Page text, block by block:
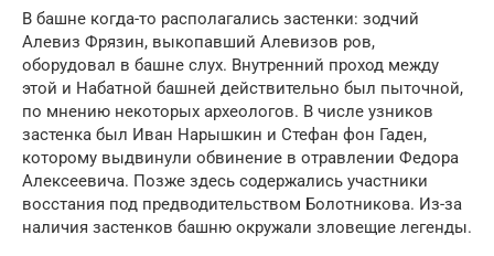
В башне когда-то располагались застенки: зодчий
Алевиз Фрязин, выкопавший Алевизов ров,
оборудовал в башне слух. Внутренний проход между
этой и Набатной башней действительно был пыточной,
по мнению некоторых археологов. В числе узников
застенка был Иван Нарышкин и Стефан фон Гаден,
которому выдвинули обвинение в отравлении Федора
Алексеевича. Позже здесь содержались участники
восстания под предводительством Болотникова. Из-за
наличия застенков башню окружали зловещие легенды.